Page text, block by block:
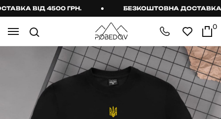
ВІД 4500 ГРН. БЕЗКОШТОВНА ДОСТАВКА
0